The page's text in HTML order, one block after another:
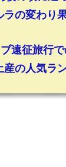
ラの変わり
遠征旅行
産の人気ラ